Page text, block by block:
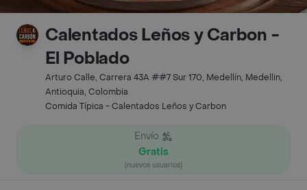
Calentados Leños y Carbon -
El Poblado
Arturo Calle, Carrera 43A ##7 Sur 170, Medellín, Medellin,
Antioquia, Colombia
Comida Típica - Calentados Leños y Carbon
Envío
Gratis
(nuevos usuarios)